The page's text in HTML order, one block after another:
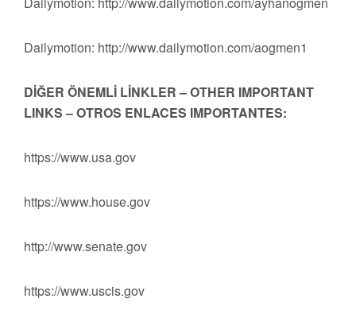
Dailymotion: http://www.dailymotion.com/aogmen1
DİĞER ÖNEMLİ LİNKLER – OTHER IMPORTANT
LINKS – OTROS ENLACES IMPORTANTES:
https://www.usa.gov
https://www.house.gov
http://www.senate.gov
https://www.uscis.gov